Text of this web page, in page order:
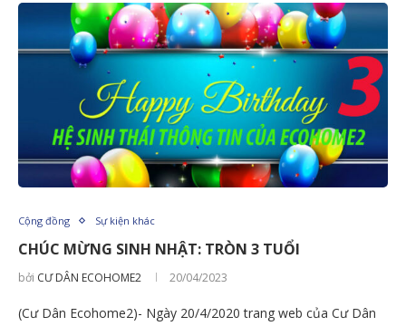
Cộng đồng Sự kiện khác
CHÚC MỪNG SINH NHẬT: TRÒN 3 TUỔI
bởi CƯ DÂN ECOHOME2 20/04/2023
(Cư Dân Ecohome2)- Ngày 20/4/2020 trang web của Cư Dân